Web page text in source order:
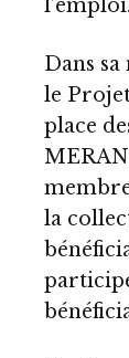
l’emploi.
Dans
le
place
la